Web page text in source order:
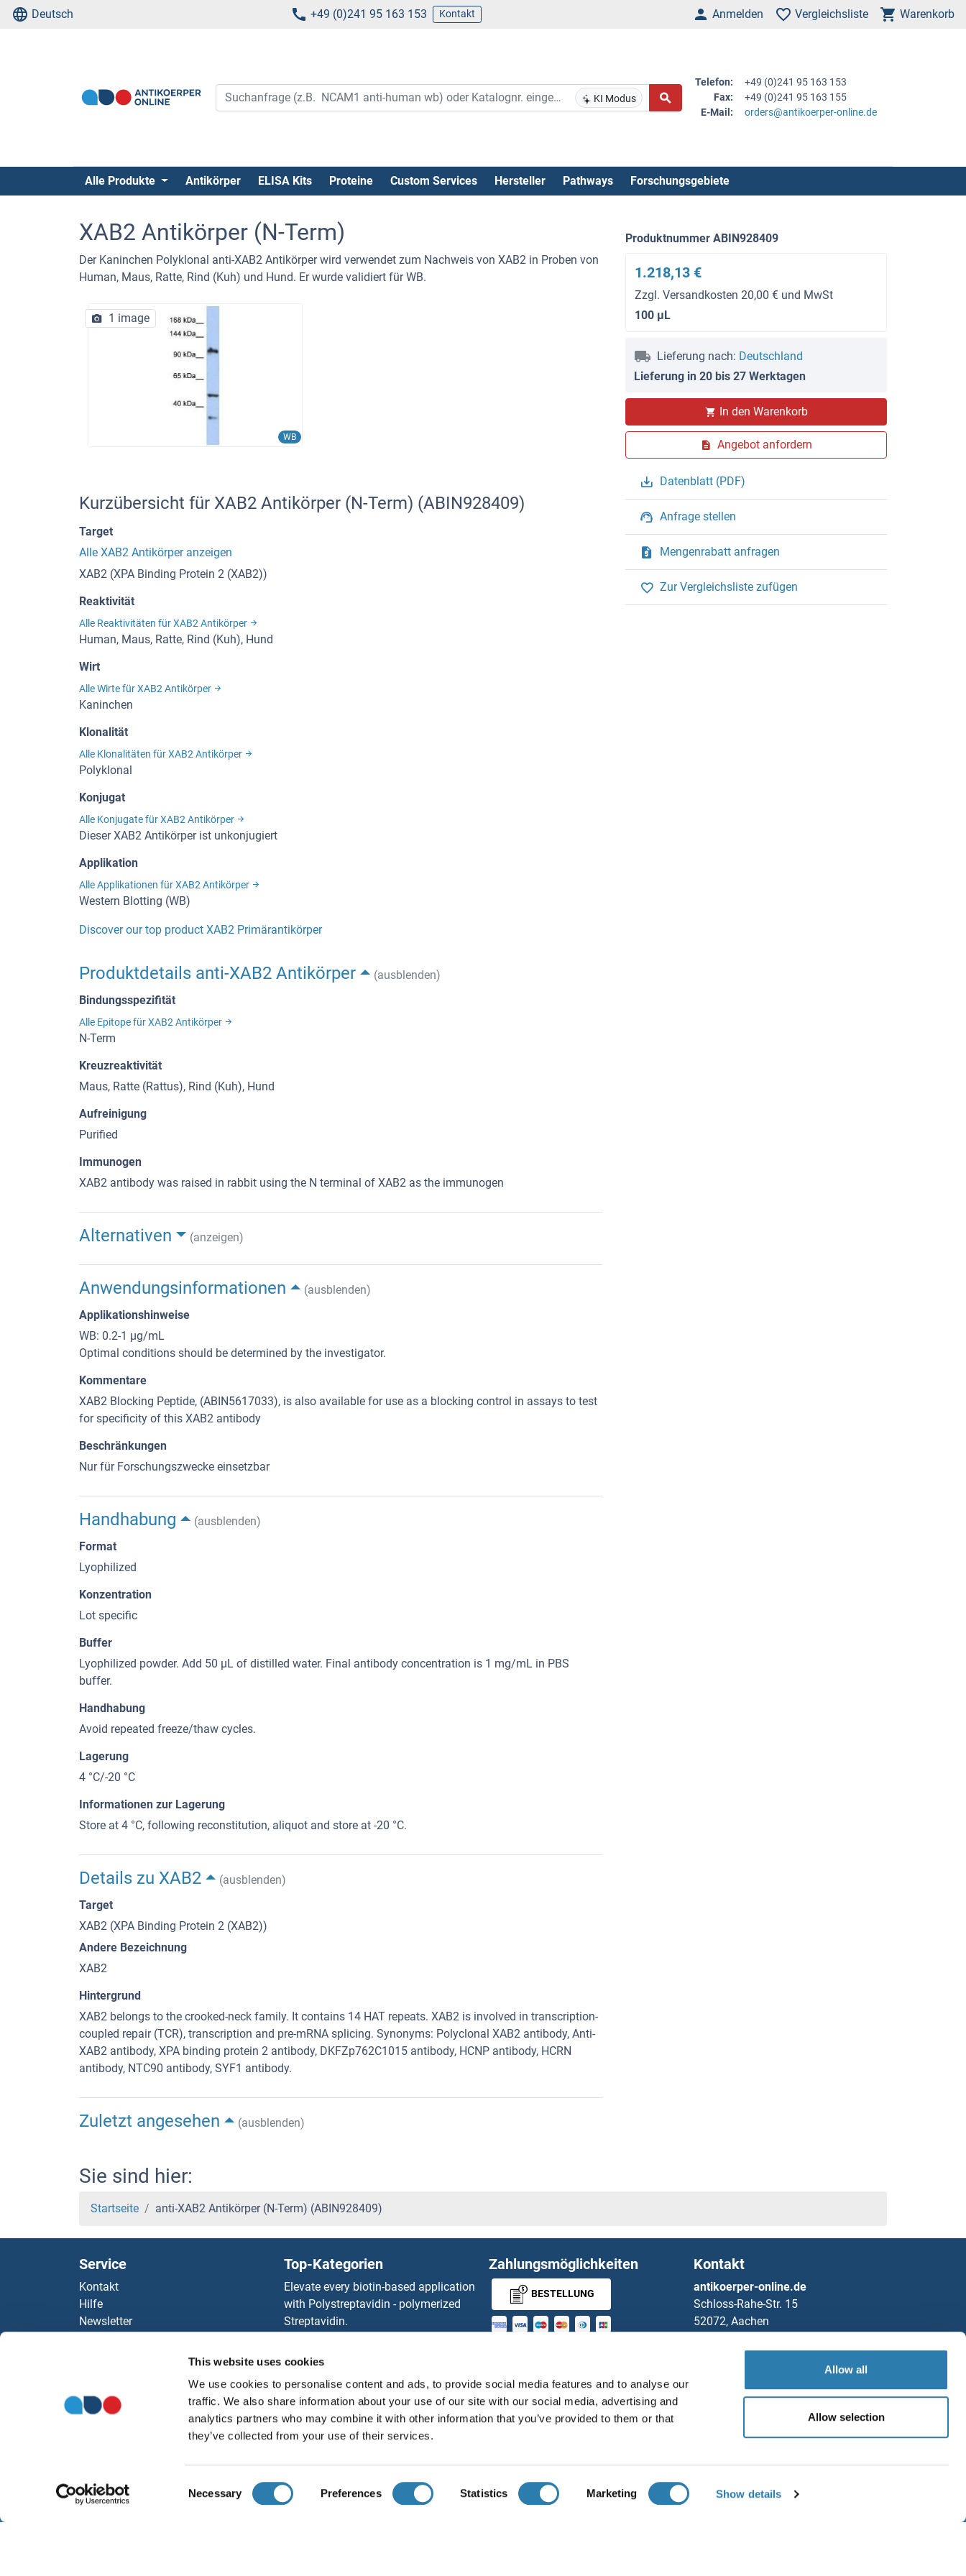
This website uses cookies
We use cookies to personalise content and ads, to provide social media features and to analyse our
traffic. We also share information about your use of our site with our social media, advertising and
analytics partners who may combine it with other information that you’ve provided to them or that
they’ve collected from your use of their services.
Selection
Necessary Preferences Statistics Marketing Show details
Allow all
Allow selection
Deutsch +49 (0)241 95 163 153 Kontakt Anmelden Vergleichsliste Warenkorb
KI Modus
Telefon:
+49 (0)241 95 163 153
Fax:
+49 (0)241 95 163 155
E-Mail:
orders@antikoerper-online.de
Alle Produkte Antikörper ELISA Kits Proteine Custom Services Hersteller Pathways Forschungsgebiete
XAB2 Antikörper (N-Term)
Der Kaninchen Polyklonal anti-XAB2 Antikörper wird verwendet zum Nachweis von XAB2 in Proben von
Human, Maus, Ratte, Rind (Kuh) und Hund. Er wurde validiert für WB.
WB
1 image
Produktnummer ABIN928409
1.218,13 €
Zzgl. Versandkosten 20,00 € und MwSt
100 μL
Lieferung nach: Deutschland
Lieferung in 20 bis 27 Werktagen
In den Warenkorb
Angebot anfordern
Datenblatt (PDF)
Anfrage stellen
Mengenrabatt anfragen
Zur Vergleichsliste zufügen
Kurzübersicht für XAB2 Antikörper (N-Term) (ABIN928409)
Target
Alle XAB2 Antikörper anzeigen
XAB2 (XPA Binding Protein 2 (XAB2))
Reaktivität
Alle Reaktivitäten für XAB2 Antikörper
Human, Maus, Ratte, Rind (Kuh), Hund
Wirt
Alle Wirte für XAB2 Antikörper
Kaninchen
Klonalität
Alle Klonalitäten für XAB2 Antikörper
Polyklonal
Konjugat
Alle Konjugate für XAB2 Antikörper
Dieser XAB2 Antikörper ist unkonjugiert
Applikation
Alle Applikationen für XAB2 Antikörper
Western Blotting (WB)
Discover our top product XAB2 Primärantikörper
Produktdetails anti-XAB2 Antikörper
(ausblenden)
Bindungsspezifität
Alle Epitope für XAB2 Antikörper
N-Term
Kreuzreaktivität
Maus, Ratte (Rattus), Rind (Kuh), Hund
Aufreinigung
Purified
Immunogen
XAB2 antibody was raised in rabbit using the N terminal of XAB2 as the immunogen
Alternativen (anzeigen)
Anwendungsinformationen
(ausblenden)
Applikationshinweise
WB: 0.2-1 µg/mL
Optimal conditions should be determined by the investigator.
Kommentare
XAB2 Blocking Peptide, (ABIN5617033), is also available for use as a blocking control in assays to test
for specificity of this XAB2 antibody
Beschränkungen
Nur für Forschungszwecke einsetzbar
Handhabung
(ausblenden)
Format
Lyophilized
Konzentration
Lot specific
Buffer
Lyophilized powder. Add 50 µL of distilled water. Final antibody concentration is 1 mg/mL in PBS
buffer.
Handhabung
Avoid repeated freeze/thaw cycles.
Lagerung
4 °C/-20 °C
Informationen zur Lagerung
Store at 4 °C, following reconstitution, aliquot and store at -20 °C.
Details zu XAB2
(ausblenden)
Target
XAB2 (XPA Binding Protein 2 (XAB2))
Andere Bezeichnung
XAB2
Hintergrund
XAB2 belongs to the crooked-neck family. It contains 14 HAT repeats. XAB2 is involved in transcription-
coupled repair (TCR), transcription and pre-mRNA splicing. Synonyms: Polyclonal XAB2 antibody, Anti-
XAB2 antibody, XPA binding protein 2 antibody, DKFZp762C1015 antibody, HCNP antibody, HCRN
antibody, NTC90 antibody, SYF1 antibody.
Zuletzt angesehen (ausblenden)
Sie sind hier:
Startseite anti-XAB2 Antikörper (N-Term) (ABIN928409)
Service
Kontakt
Hilfe
Newsletter
Top-Kategorien
Elevate every biotin-based application
with Polystreptavidin - polymerized
Streptavidin.
Rabbit RFP Antibody
ELISA Kits
antibodies online purchase process
Unsere Distributoren
Zahlungsmöglichkeiten
BESTELLUNG
Kontakt
antikoerper-online.de
Schloss-Rahe-Str. 15
52072, Aachen
+49 (0)241 95 163 153
Rockland Immunochemicals, Inc.
Deutsch Deutschland
Speichern / Teilen